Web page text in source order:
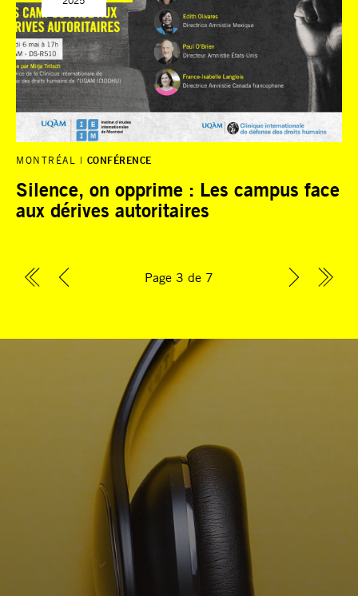
MONTRÉAL CONFÉRENCE
Silence, on opprime : Les campus face
aux dérives autoritaires
Page 3 de 7